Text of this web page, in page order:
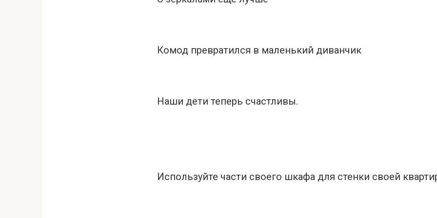
Комод превратился в маленький диванчик
Наши дети теперь счастливы.
Используйте части своего шкафа для стенки своей